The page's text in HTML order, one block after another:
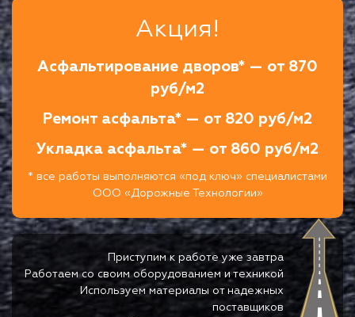
Акция!
Асфальтирование дворов* — от 870
руб/м2
Ремонт асфальта* — от 820 руб/м2
Укладка асфальта* — от 860 руб/м2
* все работы выполняются «под ключ» специалистами
ООО «Дорожные Технологии»
Приступим к работе уже завтра
Работаем со своим оборудованием и техникой
Используем материалы от надежных
поставщиков